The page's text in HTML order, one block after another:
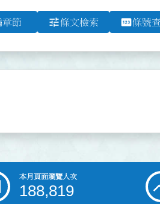
章節 tune條文檢索 pin條號
本月頁面瀏覽人次
188,819